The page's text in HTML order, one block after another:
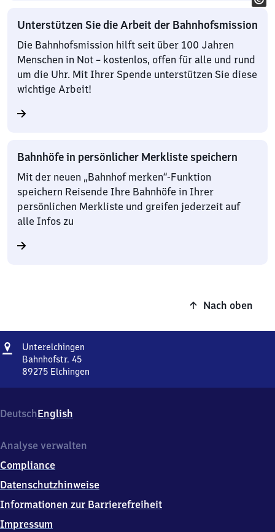
Unterstützen Sie die Arbeit der Bahnhofsmission
Die Bahnhofsmission hilft seit über 100 Jahren
Menschen in Not – kostenlos, offen für alle und rund
um die Uhr. Mit Ihrer Spende unterstützen Sie diese
wichtige Arbeit!
Bahnhöfe in persönlicher Merkliste speichern
Mit der neuen „Bahnhof merken“-Funktion
speichern Reisende Ihre Bahnhöfe in Ihrer
persönlichen Merkliste und greifen jederzeit auf
alle Infos zu
Nach oben
Adresse
Unterelchingen
Bahnhofstr. 45
89275 Elchingen
45,
8
2
5
Elchingen
DeutschEnglish
Analyse verwalten
Compliance
Datenschutzhinweise
Informationen zur Barrierefreiheit
Impressum